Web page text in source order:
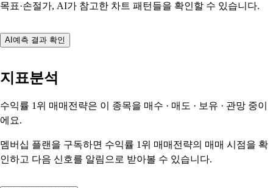
목표·손절가, AI가 참고한 차트 패턴들을 확인할 수 있습니다.
AI예측 결과 확인
지표분석
수익률 1위 매매전략은 이 종목을 매수 · 매도 · 보유 · 관망 중이
에요.
멤버십 플랜을 구독하면 수익률 1위 매매전략의 매매 시점을 확
인하고 다음 신호를 알림으로 받아볼 수 있습니다.